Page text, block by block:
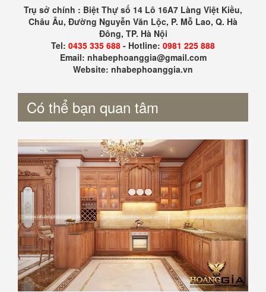
Trụ sở chính : Biệt Thự số 14 Lô 16A7 Làng Việt Kiều,
Châu Âu, Đường Nguyễn Văn Lộc, P. Mỗ Lao, Q. Hà
Đông, TP. Hà Nội
Tel: 0435 335 688 - Hotline: 0981 225 888
Email: nhabephoanggia@gmail.com
Website: nhabephoanggia.vn
Có thể bạn quan tâm